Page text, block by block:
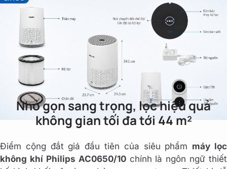
Nhỏ gọn sang trọng, lọc hiệu quả
không gian tối đa tới 44 m²
Điểm cộng đắt giá đầu tiên của siêu phẩm máy lọc
không khí Philips AC0650/10chính là ngôn ngữ thiết